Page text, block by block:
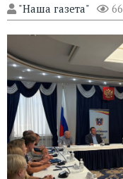
"Наша газета" 66